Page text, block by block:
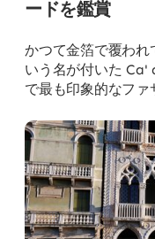
ードを鑑賞
かつて金箔で覆われ
いう名が付いた Ca'
で最も印象的なファ